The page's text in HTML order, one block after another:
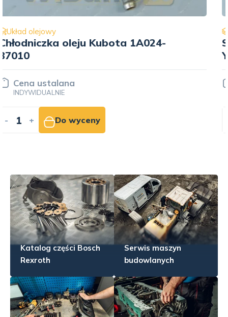
Układ olejowy
Smok misy olejowej do silnika
Yanmar 3TNV70 119515-35080
Cena ustalana
INDYWIDUALNIE
- + Do wyceny
Katalog części Bosch
Rexroth
Serwis maszyn
budowlanych